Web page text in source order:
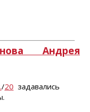
Андрея
/20 задавались